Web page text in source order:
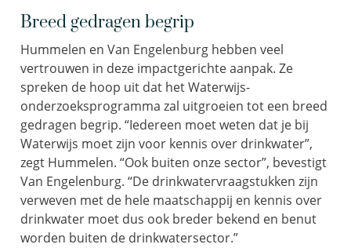
Breed gedragen begrip
Hummelen en Van Engelenburg hebben veel
vertrouwen in deze impactgerichte aanpak. Ze
spreken de hoop uit dat hetWaterwijs-
onderzoeksprogramma zal uitgroeien tot een breed
gedragen begrip. “Iedereen moet weten dat je bij
Waterwijs moet zijn voor kennis over drinkwater”,
zegt Hummelen. “Ook buiten onze sector”, bevestigt
Van Engelenburg. “De drinkwatervraagstukken zijn
verweven met de hele maatschappij en kennis over
drinkwater moet dus ook breder bekend en benut
worden buiten de drinkwatersector.”